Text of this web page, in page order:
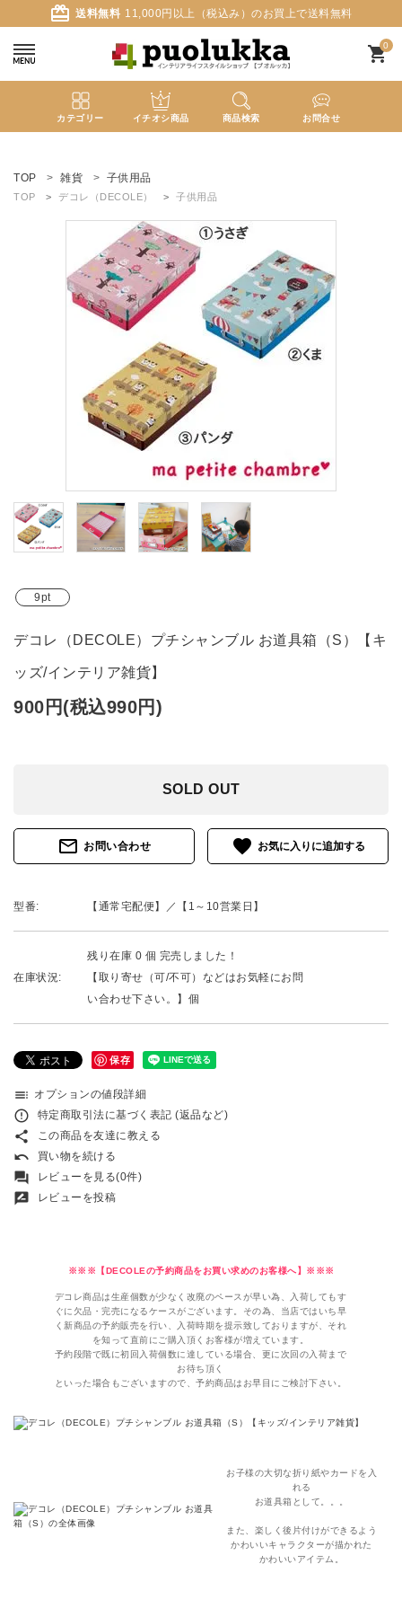
card_giftcard 送料無料 11,000円以上（税込み）のお買上で送料無料
0
shopping_cart
カテゴリー イチオシ商品 商品検索 お問合せ
ようこそ ゲスト 様
ログイン person 新規会員登録
search
カテゴリーから探す
TOP 雑貨 子供用品
TOP デコレ（DECOLE） 子供用品
9pt
デコレ（DECOLE）プチシャンブル お道具箱（S）【キ
ッズ/インテリア雑貨】
900円(税込990円)
SOLD OUT
mail_outline お問い合わせ favorite
型番: 【通常宅配便】／【1～10営業日】
在庫状況:
残り在庫 0 個 完売しました！
【取り寄せ（可/不可）などはお気軽にお問
い合わせ下さい。】個
保存
toc オプションの値段詳細
error_outline 特定商取引法に基づく表記 (返品など)
share この商品を友達に教える
undo 買い物を続ける
forum レビューを見る(0件)
rate_review レビューを投稿
※※※【DECOLEの予約商品をお買い求めのお客様へ】※※※
デコレ商品は生産個数が少なく改廃のペースが早い為、入荷してもす
ぐに欠品・完売になるケースがございます。その為、当店ではいち早
く新商品の予約販売を行い、入荷時期を提示致しておりますが、それ
を知って直前にご購入頂くお客様が増えています。
予約段階で既に初回入荷個数に達している場合、更に次回の入荷まで
お待ち頂く
といった場合もございますので、予約商品はお早目にご検討下さい。
お子様の大切な折り紙やカードを入
れる
お道具箱として。。。
また、楽しく後片付けができるよう
かわいいキャラクターが描かれた
かわいいアイテム。